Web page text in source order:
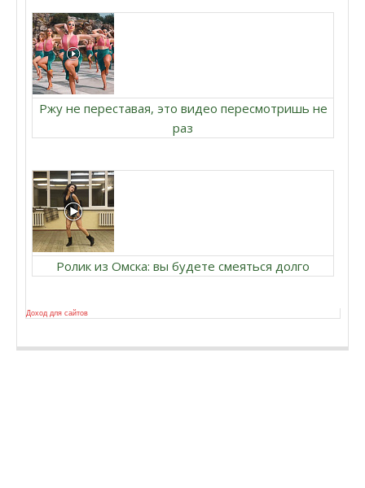
Ржу не переставая, это видео пересмотришь не
раз
Ролик из Омска: вы будете смеяться долго
Доход для сайтов